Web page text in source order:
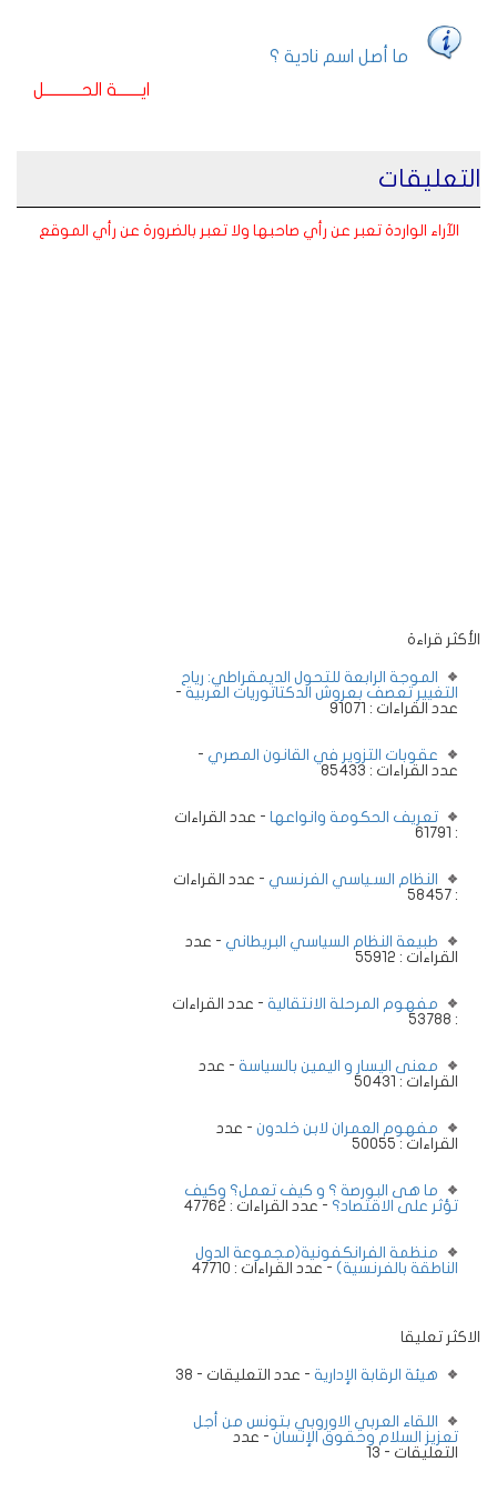
ما أصل اسم نادية ؟
ايـــــــة الحـــــــــــل
التعليقات
الآراء الواردة تعبر عن رأي صاحبها ولا تعبر بالضرورة عن رأي الموقع
الأكثر قراءة
الموجة الرابعة للتحول الديمقراطي: رياح
التغيير تعصف بعروش الدكتاتوريات العربية -
عدد القراءات : 91071
عقوبات التزوير في القانون المصري -
عدد القراءات : 85433
تعريف الحكومة وانواعها - عدد القراءات
: 61791
النظام السـياسي الفرنسي - عدد القراءات
: 58457
طبيعة النظام السياسي البريطاني - عدد
القراءات : 55912
مفهوم المرحلة الانتقالية - عدد القراءات
: 53788
معنى اليسار و اليمين بالسياسة - عدد
القراءات : 50431
مفهوم العمران لابن خلدون - عدد
القراءات : 50055
ما هى البورصة ؟ و كيف تعمل؟ وكيف
تؤثر على الاقتصاد؟ - عدد القراءات : 47762
منظمة الفرانكفونية(مجموعة الدول
الناطقة بالفرنسية) - عدد القراءات : 47710
الاكثر تعليقا
هيئة الرقابة الإدارية - عدد التعليقات - 38
اللقاء العربي الاوروبي بتونس من أجل
تعزيز السلام وحقوق الإنسان - عدد
التعليقات - 13